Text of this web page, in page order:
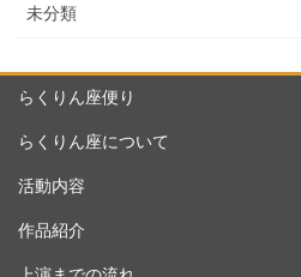
未分類
らくりん座便り
らくりん座について
活動内容
作品紹介